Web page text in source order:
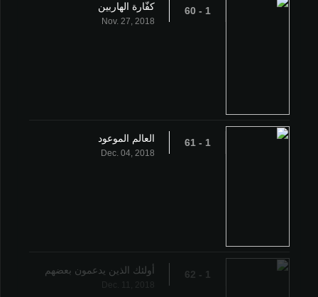
1 - 60 كفّارة الهاربين
Nov. 27, 2018
1 - 61 العالم الموعود
Dec. 04, 2018
1 - 62 أولئك الذين يدعمون بعضهم